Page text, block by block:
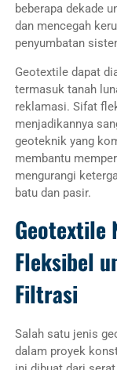
beberapa dekade
dan mencegah
penyumbatan
Geotextile dapat
termasuk tanah
reklamasi. Sifat
menjadikannya
geoteknik yang
membantu
mengurangi
batu dan pasir.
Geotextile
Fleksibel
Filtrasi
Salah satu jenis
dalam proyek